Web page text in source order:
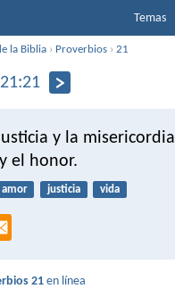
Temas
la Biblia › Proverbios ›21
y la misericordia
el honor.
amor justicia vida
21 en línea